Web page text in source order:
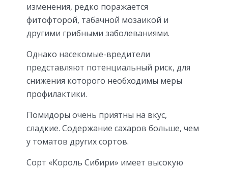
изменения, редко поражается
фитофторой, табачной мозаикой и
другими грибными заболеваниями.
Однако насекомые-вредители
представляют потенциальный риск, для
снижения которого необходимы меры
профилактики.
Помидоры очень приятны на вкус,
сладкие. Содержание сахаров больше, чем
у томатов других сортов.
Сорт «Король Сибири» имеет высокую